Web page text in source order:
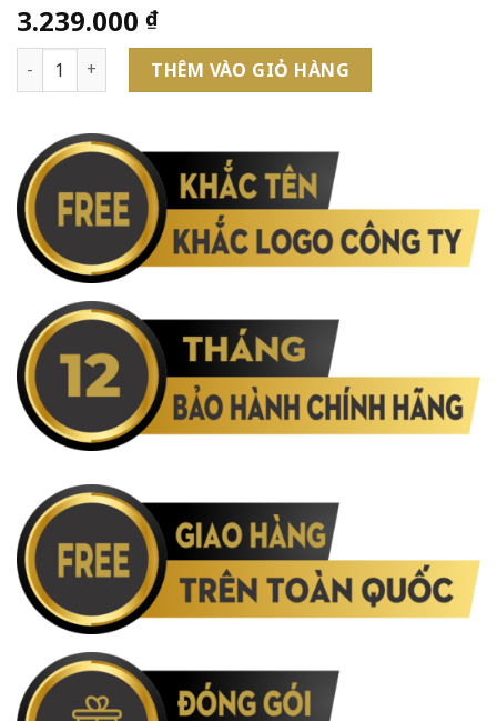
3.239.000 ₫
Bút Bi Cao Cấp Parker Sonnet SLM Đ-ST Steel CT TB-
THÊM VÀO GIỎ HÀNG